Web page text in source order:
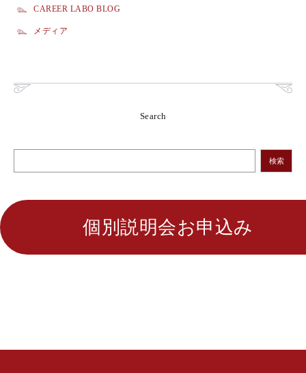
CAREER LABO BLOG
メディア
Search
検索
個別説明会お申込み